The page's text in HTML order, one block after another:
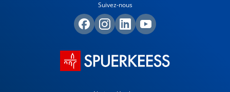
Suivez-nous